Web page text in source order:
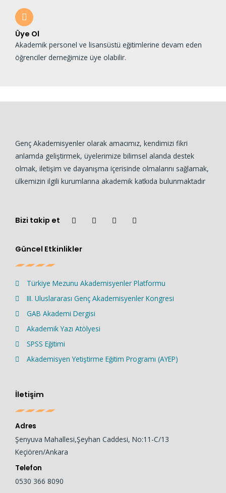
Üye Ol
Akademik personel ve lisansüstü eğitimlerine devam eden
öğrenciler derneğimize üye olabilir.
Genç Akademisyenler olarak amacımız, kendimizi fikri
anlamda geliştirmek, üyelerimize bilimsel alanda destek
olmak, iletişim ve dayanışma içerisinde olmalarını sağlamak,
ülkemizin ilgili kurumlarına akademik katkıda bulunmaktadır
Bizi takip et
Güncel Etkinlikler
Türkiye Mezunu Akademisyenler Platformu
III. Uluslararası Genç Akademisyenler Kongresi
GAB Akademi Dergisi
Akademik Yazı Atölyesi
SPSS Eğitimi
Akademisyen Yetiştirme Eğitim Programı (AYEP)
İletişim
Adres
Şenyuva Mahallesi,Şeyhan Caddesi, No:11-C/13
Keçiören/Ankara
Telefon
0530 366 8090